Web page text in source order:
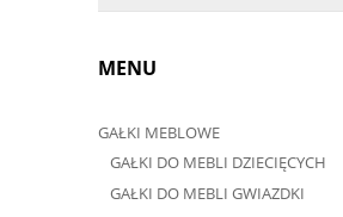
MENU
GAŁKI MEBLOWE
GAŁKI DO MEBLI DZIECIĘCYCH
GAŁKI DO MEBLI GWIAZDKI